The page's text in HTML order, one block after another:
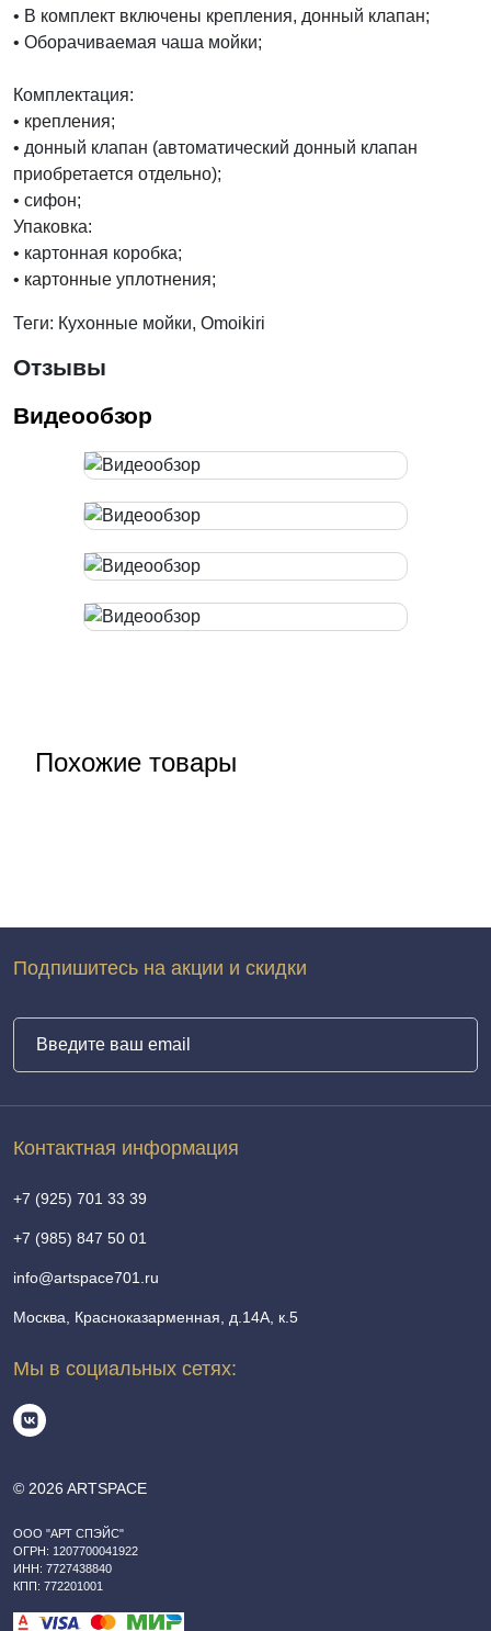
• В комплект включены крепления, донный клапан;
• Оборачиваемая чаша мойки;
Комплектация:
• крепления;
• донный клапан (автоматический донный клапан
приобретается отдельно);
• сифон;
Упаковка:
• картонная коробка;
• картонные уплотнения;
Теги: Кухонные мойки, Omoikiri
Отзывы
Видеообзор
Похожие товары
© 2026 ARTSPACE
ООО "АРТ СПЭЙС"
ОГРН: 1207700041922
ИНН: 7727438840
КПП: 772201001
Контактная информация
+7 (925) 701 33 39
+7 (985) 847 50 01
info@artspace701.ru
Москва, Красноказарменная, д.14А, к.5
Мы в социальных сетях:
Подпишитесь на акции и скидки